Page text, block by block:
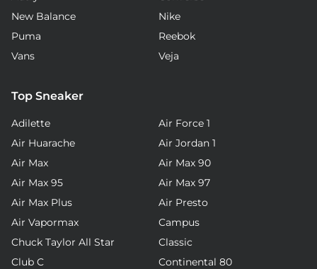
New Balance
Nike
Puma
Reebok
Vans
Veja
Top Sneaker
Adilette
Air Force 1
Air Huarache
Air Jordan 1
Air Max
Air Max 90
Air Max 95
Air Max 97
Air Max Plus
Air Presto
Air Vapormax
Campus
Chuck Taylor All Star
Classic
Club C
Continental 80